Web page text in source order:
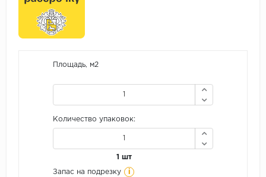
Площадь, м2
Количество упаковок:
1 шт
Запас на подрезку i